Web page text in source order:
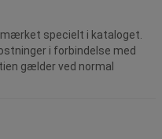
mærket specielt i kataloget.
i forbindelse med
gælder ved normal